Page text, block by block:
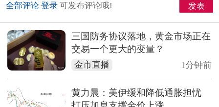
全部评论 登录 可发布评论哦! 发表
三国防务协议落地，黄金市场正在
交易一个更大的变量？
金市直播 1分钟前
黄力晨：美伊缓和降低通胀担忧